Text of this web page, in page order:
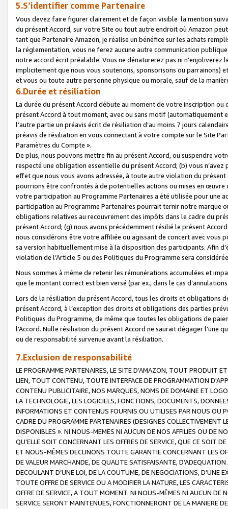
5.S’identifier comme Partenaire
Vous devez faire figurer clairement et de façon visible la mention
du présent Accord, sur votre Site ou tout autre endroit où Amazon
tant que Partenaire Amazon, je réalise un bénéfice sur les achats
la réglementation, vous ne ferez aucune autre communication
notre accord écrit préalable. Vous ne dénaturerez pas ni
implicitement que nous vous soutenons, sponsorisons ou parrainons)
et vous ou toute autre personne physique ou morale, sauf de la
6.Durée et résiliation
La durée du présent Accord débute au moment de votre inscription
présent Accord à tout moment, avec ou sans motif (automatiquement
l’autre partie un préavis écrit de résiliation d’au moins 7 jours
préavis de résiliation en vous connectant à votre compte sur le Site
Paramètres du Compte ».
De plus, nous pouvons mettre fin au présent Accord, ou suspendre
respecté une obligation essentielle du présent Accord; (b) vous
effet que nous vous avons adressée, à toute autre violation du
pourrions être confrontés à de potentielles actions ou mises en
votre participation au Programme Partenaires a été utilisée pour une
participation au Programme Partenaires pourrait ternir notre marque
obligations relatives au recouvrement des impôts dans le cadre du
présent Accord; (g) nous avons précédemment résilié le présent
nous considérons être votre affiliée ou agissant de concert avec vous
sa version habituellement mise à la disposition des participants. Afin
violation de l’Article 5 ou des Politiques du Programme sera
Nous sommes à même de retenir les rémunérations accumulées et
que le montant correct est bien versé (par ex., dans le cas
Lors de la résiliation du présent Accord, tous les droits et obligations
présent Accord, à l’exception des droits et obligations des parties
Politiques du Programme, de même que toutes les obligations de
l’Accord. Nulle résiliation du présent Accord ne saurait dégager l'une
ou de responsabilité survenue avant la résiliation.
7.Exclusion de responsabilité
LE PROGRAMME PARTENAIRES, LE SITE D’AMAZON, TOUT PRODUIT
LIEN, TOUT CONTENU, TOUTE INTERFACE DE PROGRAMMATION
CONTENU PUBLICITAIRE, NOS MARQUES, NOMS DE DOMAINE ET
LA TECHNOLOGIE, LES LOGICIELS, FONCTIONS, DOCUMENTS,
INFORMATIONS ET CONTENUS FOURNIS OU UTILISES PAR NOUS OU
CADRE DU PROGRAMME PARTENAIRES (DESIGNES COLLECTIVEMENT
DISPONIBLES ». NI NOUS-MEMES NI AUCUN DE NOS AFFILIES OU DE
QU’ELLE SOIT CONCERNANT LES OFFRES DE SERVICE, QUE CE SOIT
ET NOUS-MÊMES DECLINONS TOUTE GARANTIE CONCERNANT LES
DE VALEUR MARCHANDE, DE QUALITE SATISFAISANTE,
DECOULANT D’UNE LOI, DE LA COUTUME, DE NEGOCIATIONS, D’UNE
TOUTE OFFRE DE SERVICE OU A MODIFIER LA NATURE, LES
OFFRE DE SERVICE, A TOUT MOMENT. NI NOUS-MÊMES NI AUCUN DE
SERVICE SERONT MAINTENUES, FONCTIONNERONT DE LA MANIERE